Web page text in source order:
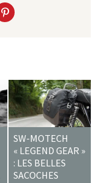
SW-MOTECH
« LEGEND GEAR »
: LES BELLES
SACOCHES